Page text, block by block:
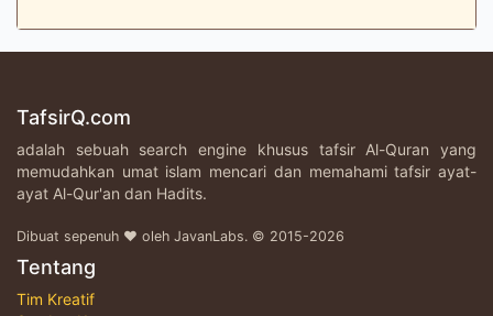
TafsirQ.com
adalah sebuah search engine khusus tafsir Al-Quran yang
memudahkan umat islam mencari dan memahami tafsir ayat-
ayat Al-Qur'an dan Hadits.
Dibuat sepenuh ♥ oleh JavanLabs. © 2015-2026
Tentang
Tim Kreatif